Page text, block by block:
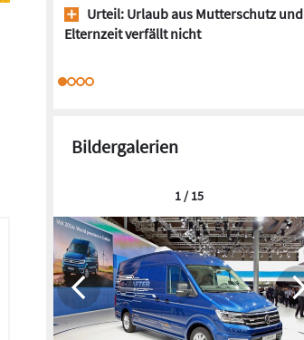
Urteil: Urlaub aus Mutterschutz und
Elternzeit verfällt nicht
Bildergalerien
1 / 15